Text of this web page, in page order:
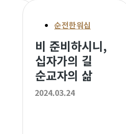
순전한워십
비 준비하시니,
십자가의 길
순교자의 삶
2024.03.24